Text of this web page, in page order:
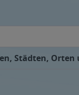
Städten,